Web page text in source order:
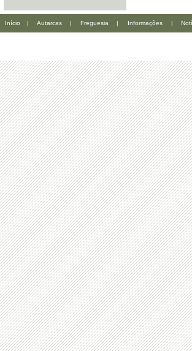
Início | Autarcas | Freguesia | Informações |